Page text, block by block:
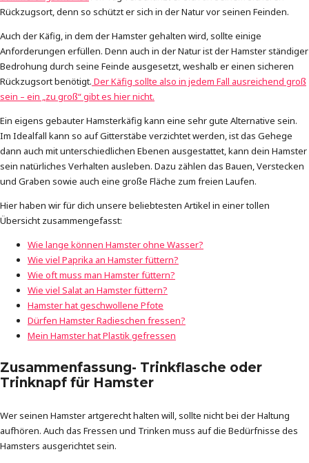
Rückzugsort, denn so schützt er sich in der Natur vor seinen Feinden.
Auch der Käfig, in dem der Hamster gehalten wird, sollte einige
Anforderungen erfüllen. Denn auch in der Natur ist der Hamster ständiger
Bedrohung durch seine Feinde ausgesetzt, weshalb er einen sicheren
Rückzugsort benötigt. Der Käfig sollte also in jedem Fall ausreichend groß
sein – ein „zu groß“ gibt es hier nicht.
Ein eigens gebauter Hamsterkäfig kann eine sehr gute Alternative sein.
Im Idealfall kann so auf Gitterstäbe verzichtet werden, ist das Gehege
dann auch mit unterschiedlichen Ebenen ausgestattet, kann dein Hamster
sein natürliches Verhalten ausleben. Dazu zählen das Bauen, Verstecken
und Graben sowie auch eine große Fläche zum freien Laufen.
Hier haben wir für dich unsere beliebtesten Artikel in einer tollen
Übersicht zusammengefasst:
Wie lange können Hamster ohne Wasser?
Wie viel Paprika an Hamster füttern?
Wie oft muss man Hamster füttern?
Wie viel Salat an Hamster füttern?
Hamster hat geschwollene Pfote
Dürfen Hamster Radieschen fressen?
Mein Hamster hat Plastik gefressen
Zusammenfassung- Trinkflasche oder
Trinknapf für Hamster
Wer seinen Hamster artgerecht halten will, sollte nicht bei der Haltung
aufhören. Auch das Fressen und Trinken muss auf die Bedürfnisse des
Hamsters ausgerichtet sein.